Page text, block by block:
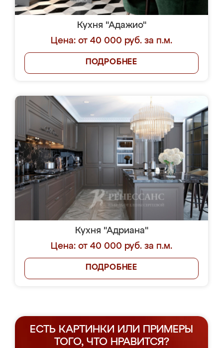
Кухня "Адажио"
Цена: от 40 000 руб. за п.м.
ПОДРОБНЕЕ
Кухня "Адриана"
Цена: от 40 000 руб. за п.м.
ПОДРОБНЕЕ
ЕСТЬ КАРТИНКИ ИЛИ ПРИМЕРЫ
ТОГО, ЧТО НРАВИТСЯ?